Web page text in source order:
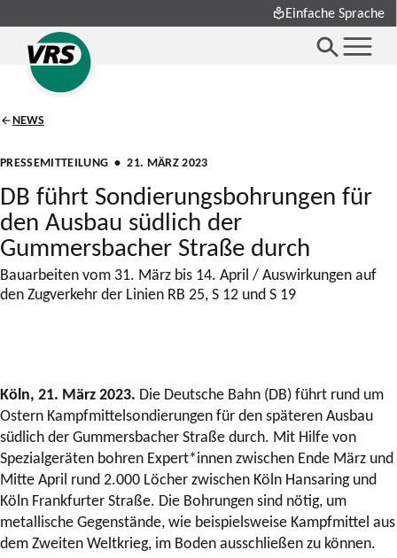
Einfache Sprache
NEWS
PRESSEMITTEILUNG • 21. MÄRZ 2023
DB führt Sondierungsbohrungen für
den Ausbau südlich der
Gummersbacher Straße durch
Bauarbeiten vom 31. März bis 14. April / Auswirkungen auf
den Zugverkehr der Linien RB 25, S 12 und S 19
Köln, 21. März 2023. Die Deutsche Bahn (DB) führt rund um
Ostern Kampfmittelsondierungen für den späteren Ausbau
südlich der Gummersbacher Straße durch. Mit Hilfe von
Spezialgeräten bohren Expert*innen zwischen Ende März und
Mitte April rund 2.000 Löcher zwischen Köln Hansaring und
Köln Frankfurter Straße. Die Bohrungen sind nötig, um
metallische Gegenstände, wie beispielsweise Kampfmittel aus
dem Zweiten Weltkrieg, im Boden ausschließen zu können.